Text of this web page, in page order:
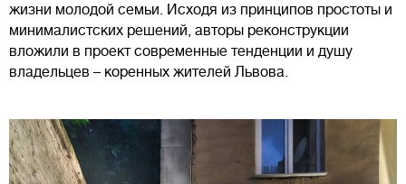
жизни молодой семьи. Исходя из принципов простоты и
минималистских решений, авторы реконструкции
вложили в проект современные тенденции и душу
владельцев – коренных жителей Львова.